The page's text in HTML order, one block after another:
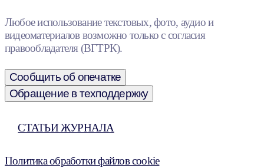
Любое использование текстовых, фото, аудио и
видеоматериалов возможно только с согласия
правообладателя (ВГТРК).
Сообщить об опечатке
Обращение в техподдержку
СТАТЬИ ЖУРНАЛА
Политика обработки файлов cookie